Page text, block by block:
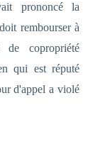
prononcé la
rembourser à
copropriété
qui est réputé
d'appel a violé